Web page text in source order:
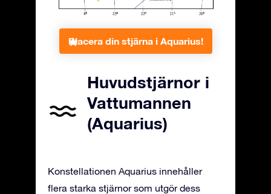
Placera din stjärna i Aquarius!
Huvudstjärnor i
Vattumannen
(Aquarius)
Konstellationen Aquarius innehåller
flera starka stjärnor som utgör dess